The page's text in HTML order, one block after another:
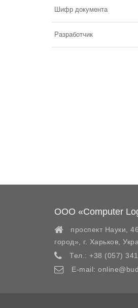
Шифр документа
Разработчик
ООО «Computer
проспект Науки,
город»,
г. Харьков
Тел.: +38 (057)
E-mail: